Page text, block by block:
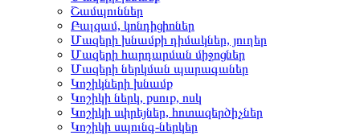
Շամպուններ
Բալզամ, կոնդիցիոներ
Մազերի խնամքի դիմակներ, յուղեր
Մազերի հարդարման միջոցներ
Մազերի ներկման պարագաներ
Կոշիկների խնամք
Կոշիկի ներկ, քսուք, ոսկ
Կոշիկի սփրեյներ, հոտազերծիչներ
Կոշիկի սպունգ-ներկեր